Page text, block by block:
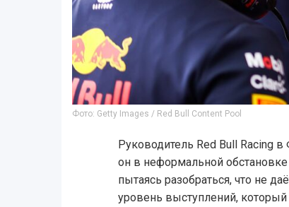
Фото: Getty Images / Red Bull Content Pool
Руководитель Red Bull Racing
он в неформальной
пытаясь разобраться, что не
уровень выступлений,